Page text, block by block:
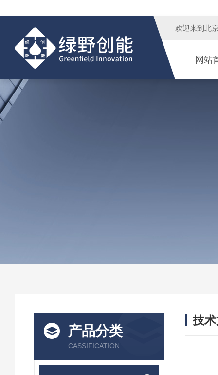
欢迎来到 北
网站
产品分类
CASSIFICATION
技